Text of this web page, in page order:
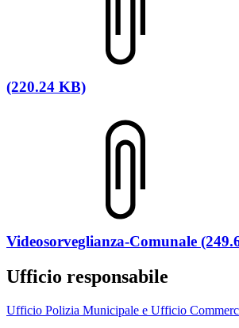
(220.24 KB)
Videosorveglianza-Comunale
Ufficio responsabile
Ufficio Polizia Municipale e Ufficio